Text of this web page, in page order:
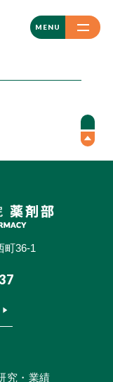
MENU
CLOSE
町36-1
究・業績